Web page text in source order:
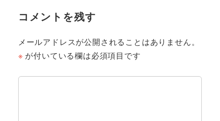
コメントを残す
メールアドレスが公開されることはありません。
※ が付いている欄は必須項目です